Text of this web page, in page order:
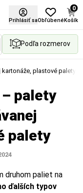
Prihlásiť saObľúbené
0
Košík
Podľa rozmerov
plastové palety
palety
palety
druhom paliet na
ďalších typov